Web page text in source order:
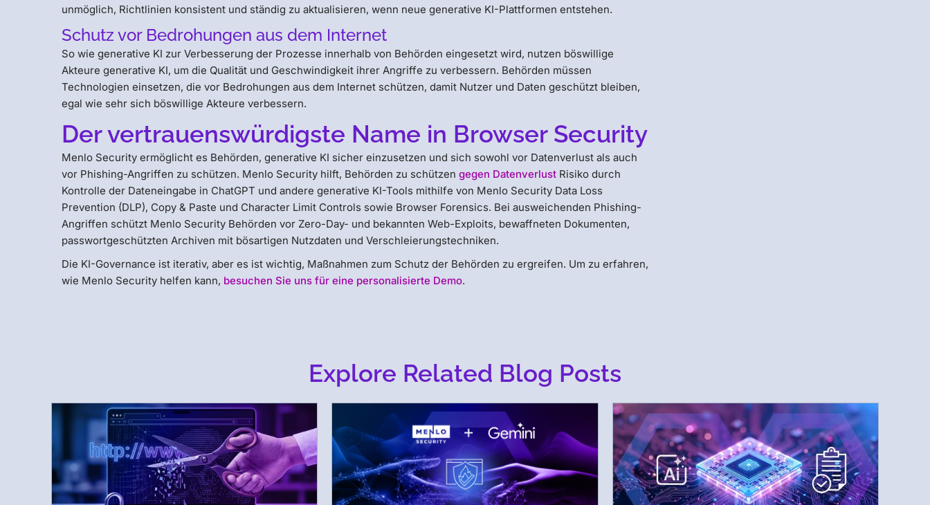
unmöglich, Richtlinien konsistent und ständig zu aktualisieren, wenn neue generative KI-Plattformen entstehen.
Schutz vor Bedrohungen aus dem Internet
So wie generative KI zur Verbesserung der Prozesse innerhalb von Behörden eingesetzt wird, nutzen böswillige
Akteure generative KI, um die Qualität und Geschwindigkeit ihrer Angriffe zu verbessern. Behörden müssen
Technologien einsetzen, die vor Bedrohungen aus dem Internet schützen, damit Nutzer und Daten geschützt bleiben,
egal wie sehr sich böswillige Akteure verbessern.
Der vertrauenswürdigste Name in Browser Security
Menlo Security ermöglicht es Behörden, generative KI sicher einzusetzen und sich sowohl vor Datenverlust als auch
vor Phishing-Angriffen zu schützen. Menlo Security hilft, Behörden zu schützengegen Datenverlust Risiko durch
Kontrolle der Dateneingabe in ChatGPT und andere generative KI-Tools mithilfe von Menlo Security Data Loss
Prevention (DLP), Copy & Paste und Character Limit Controls sowie Browser Forensics. Bei ausweichenden Phishing-
Angriffen schützt Menlo Security Behörden vor Zero-Day- und bekannten Web-Exploits, bewaffneten Dokumenten,
passwortgeschützten Archiven mit bösartigen Nutzdaten und Verschleierungstechniken.
Die KI-Governance ist iterativ, aber es ist wichtig, Maßnahmen zum Schutz der Behörden zu ergreifen. Um zu erfahren,
wie Menlo Security helfen kann, besuchen Sie uns für eine personalisierte Demo.
Explore Related Blog Posts